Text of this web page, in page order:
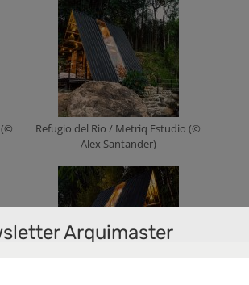
(©
Refugio del Rio / Metriq Estudio (©
Alex Santander)
Arquimaster